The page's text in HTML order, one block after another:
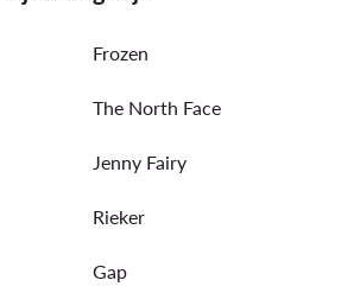
Frozen
The North Face
Jenny Fairy
Rieker
Gap